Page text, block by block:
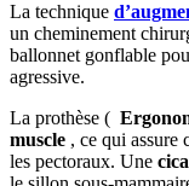
La technique
un cheminement
ballonnet gonflable
agressive.
La prothèse (
muscle , ce qui assure
les pectoraux. Une